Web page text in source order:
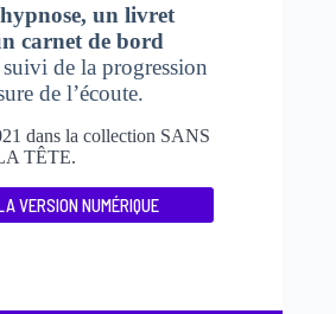
un livret
carnet de bord
de la progression
de l’écoute.
dans la collection SANS
TÊTE.
VERSION NUMÉRIQUE